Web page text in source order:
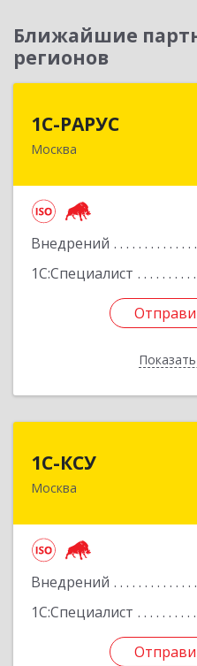
Ближайшие
регионов
1С-РАРУС
Москва
Внедрений
1С:Специалист
127434, Москва г,
1С-КСУ
Москва
Внедрений
1С:Специалист
129090, Москва г,